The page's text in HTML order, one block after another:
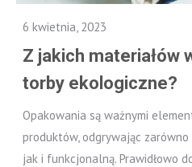
6 kwietnia, 2023
Z jakich materiałów
torby ekologiczne?
Opakowania są ważnymi
produktów, odgrywając
jak i funkcjonalną. Prawidłowo